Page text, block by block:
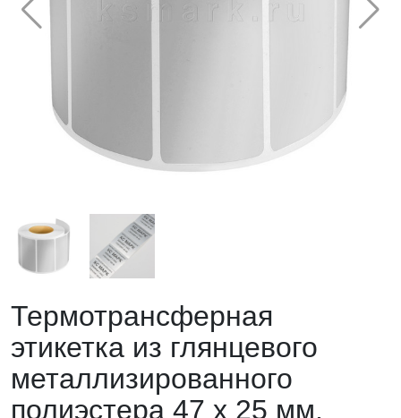
Термотрансферная
этикетка из глянцевого
металлизированного
полиэстера 47 x 25 мм,